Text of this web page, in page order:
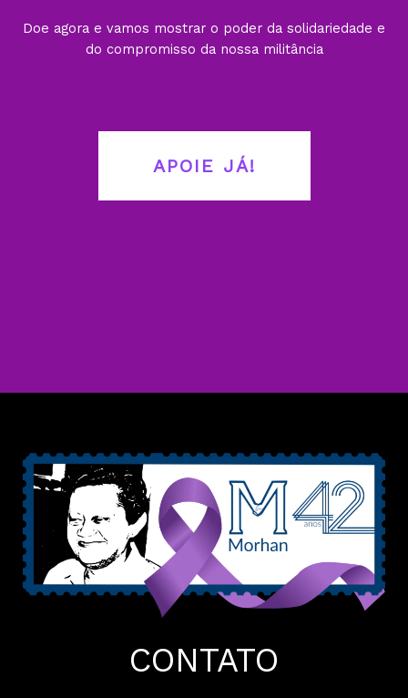
Doe agora e vamos mostrar o poder da solidariedade e
do compromisso da nossa militância
APOIE JÁ!
CONTATO